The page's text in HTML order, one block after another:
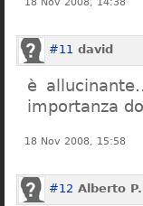
#11 david
è
importanza
18 Nov 2008, 15:58
#12 Alberto P.